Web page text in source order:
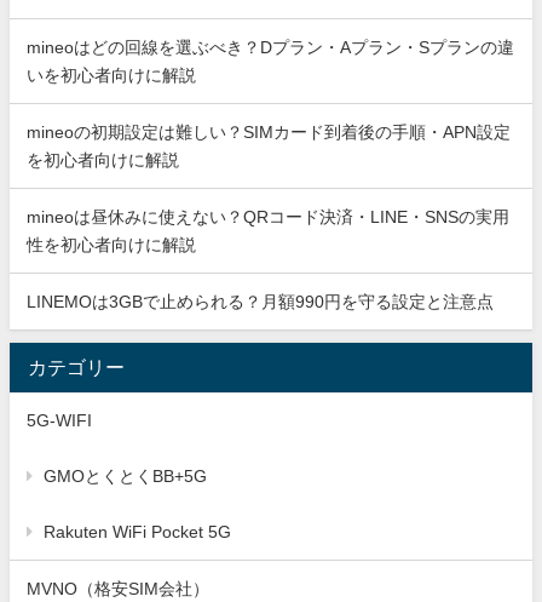
mineoはどの回線を選ぶべき？Dプラン・Aプラン・Sプランの違
いを初心者向けに解説
mineoの初期設定は難しい？SIMカード到着後の手順・APN設定
を初心者向けに解説
mineoは昼休みに使えない？QRコード決済・LINE・SNSの実用
性を初心者向けに解説
LINEMOは3GBで止められる？月額990円を守る設定と注意点
カテゴリー
5G-WIFI
GMOとくとくBB+5G
Rakuten WiFi Pocket 5G
MVNO（格安SIM会社）